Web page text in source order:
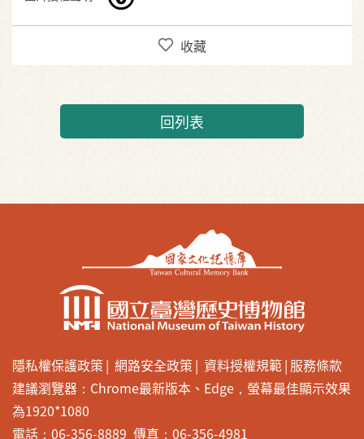
收藏
回列表
隱私權保護政策 網路安全政策 資料授權規範 服務條款
建議瀏覽器：Chrome最新版本、Edge，螢幕最佳顯示效果
為1920*1080
電話：06-356-8889 傳真：06-356-4981